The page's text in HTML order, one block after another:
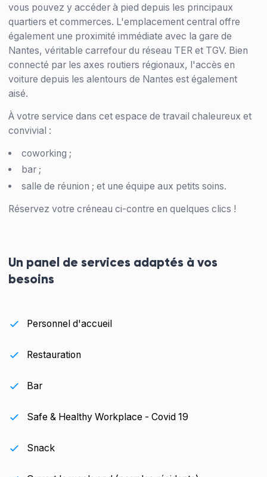
vous pouvez y accéder à pied depuis les principaux
quartiers et commerces. L'emplacement central offre
également une proximité immédiate avec la gare de
Nantes, véritable carrefour du réseau TER et TGV. Bien
connecté par les axes routiers régionaux, l'accès en
voiture depuis les alentours de Nantes est également
aisé.
À votre service dans cet espace de travail chaleureux et
convivial :
coworking ;
bar ;
salle de réunion ; et une équipe aux petits soins.
Réservez votre créneau ci-contre en quelques clics !
Un panel de services adaptés à vos
besoins
Personnel d'accueil
Restauration
Bar
Safe & Healthy Workplace - Covid 19
Snack